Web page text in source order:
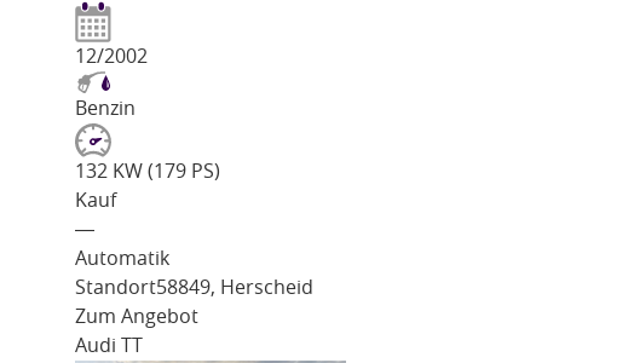
12/2002
Benzin
132 KW (179 PS)
Kauf
―
Automatik
Standort58849, Herscheid
Zum Angebot
Audi TT